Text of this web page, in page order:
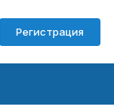
Регистрация